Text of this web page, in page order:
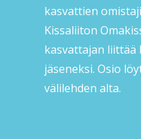
kasvattien
Kissaliiton
kasvattajan liittää
jäseneksi. Osio
välilehden alta.